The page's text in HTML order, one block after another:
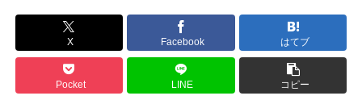
X Facebook はてブ
Pocket LINE コピー